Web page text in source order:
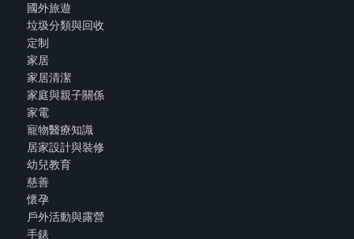
國外旅遊
垃圾分類與回收
定制
家居
家居清潔
家庭與親子關係
家電
寵物醫療知識
居家設計與裝修
幼兒教育
慈善
懷孕
戶外活動與露營
手錶